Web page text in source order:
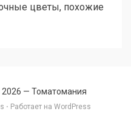
цветы, похожие
— Томатомания
⋅ Работает на WordPress